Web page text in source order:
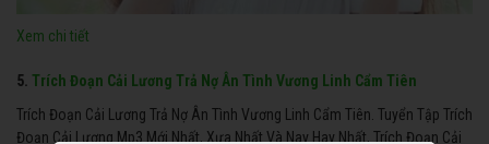
Xem chi tiết
5. Trích Đoạn Cải Lương Trả Nợ Ân Tình Vương Linh Cẩm Tiên
Trích Đoạn Cải Lương Trả Nợ Ân Tình Vương Linh Cẩm Tiên. Tuyển Tập Trích
Đoạn Cải Lương Mp3 Mới Nhất, Xưa Nhất Và Nay Hay Nhất, Trích Đoạn Cải